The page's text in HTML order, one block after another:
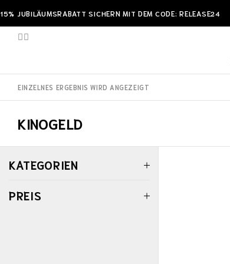
15% JUBILÄUMSRABATT SICHERN MIT DEM CODE: RELEASE24
EINZELNES ERGEBNIS WIRD ANGEZEIGT
KINOGELD
KATEGORIEN
PREIS